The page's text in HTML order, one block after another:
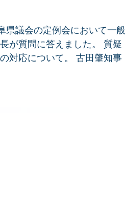
議会の定例会において一般
が質問に答えました。 質疑
対応について。 古田肇知事